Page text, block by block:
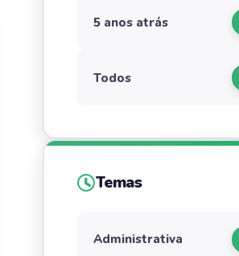
5 anos atrás
Todos
Temas
Administrativa